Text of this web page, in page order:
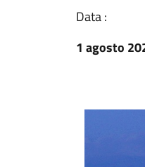
Data :
1 agosto